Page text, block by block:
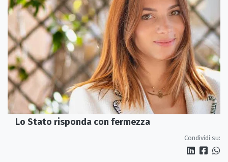
Lo Stato risponda con fermezza
Condividi su: